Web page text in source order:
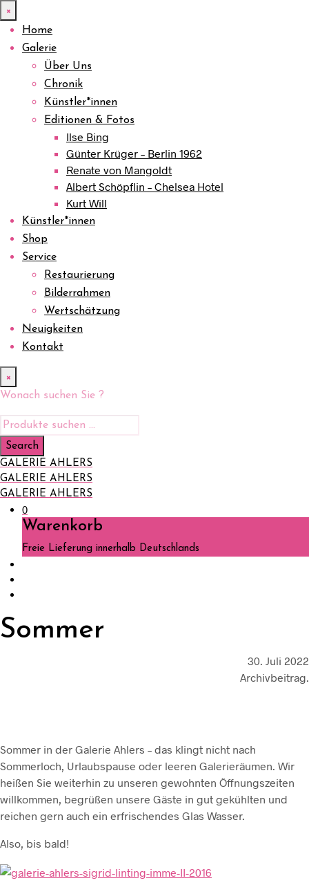
×
Home
Galerie
Über Uns
Chronik
Künstler*innen
Editionen & Fotos
Ilse Bing
Günter Krüger – Berlin 1962
Renate von Mangoldt
Albert Schöpflin – Chelsea Hotel
Kurt Will
Künstler*innen
Shop
Service
Restaurierung
Bilderrahmen
Wertschätzung
Neuigkeiten
Kontakt
×
Wonach suchen Sie ?
GALERIE AHLERS
GALERIE AHLERS
GALERIE AHLERS
0
Warenkorb
Freie Lieferung innerhalb Deutschlands
Sommer
30. Juli 2022
Archivbeitrag.
Sommer in der Galerie Ahlers – das klingt nicht nach
Sommerloch, Urlaubspause oder leeren Galerieräumen. Wir
heißen Sie weiterhin zu unseren gewohnten Öffnungszeiten
willkommen, begrüßen unsere Gäste in gut gekühlten und
reichen gern auch ein erfrischendes Glas Wasser.
Also, bis bald!